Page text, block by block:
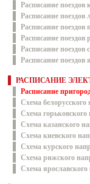
Расписание поездов
Расписание поездов
Расписание поездов
Расписание поездов
Расписание поездов
Расписание поездов
РАСПИСАНИЕ
Расписание
Схема белорусского
Схема
Схема казанского
Схема киевского
Схема курского
Схема рижского
Схема